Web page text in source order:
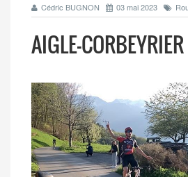
Cédric BUGNON 03 mai 2023
AIGLE-